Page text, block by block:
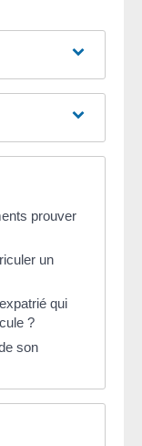
prouver
un
qui
?
son